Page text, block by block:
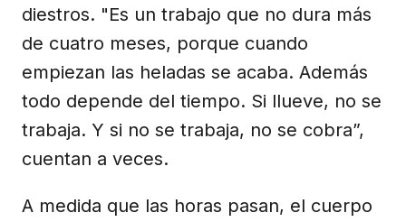
diestros. "Es un trabajo que no dura más
de cuatro meses, porque cuando
empiezan las heladas se acaba. Además
todo depende del tiempo. Si llueve, no se
trabaja. Y si no se trabaja, no se cobra”,
cuentan a veces.
A medida que las horas pasan, el cuerpo